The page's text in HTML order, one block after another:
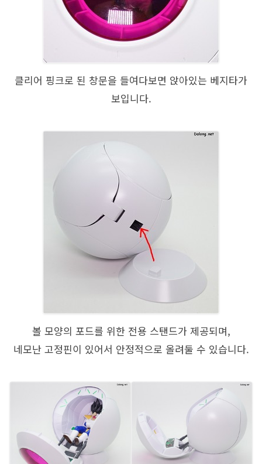
클리어 핑크로 된 창문을 들여다보면 앉아있는 베지타가
보입니다.
볼 모양의 포드를 위한 전용 스탠드가 제공되며,
네모난 고정핀이 있어서 안정적으로 올려둘 수 있습니다.